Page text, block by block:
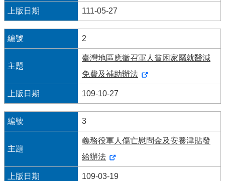
便
民
務
資
開
放
法
預
書
111-05-27
2
臺灣地區應徵召軍人貧困家屬就醫減
免費及補助辦法
109-10-27
3
義務役軍人傷亡慰問金及安養津貼發
給辦法
109-03-19